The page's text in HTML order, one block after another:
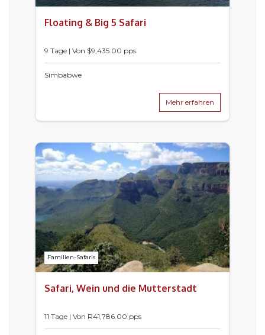
Floating & Big 5 Safari
9 Tage | Von $9,435.00 pps
Simbabwe
Mehr erfahren
Familien-Safaris
Safari, Wein und die Mutterstadt
11 Tage | Von R41,786.00 pps